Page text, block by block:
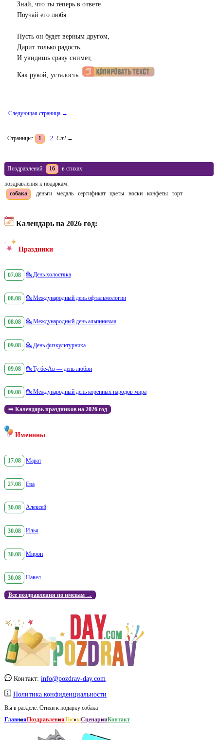
Знай, что ты теперь в ответе
Поучай его любя.
Пусть он будет верным другом,
Дарит только радость.
И увидишь сразу снимет,
Как рукой, усталость.
Следующая страница →
Страницы: 1 2 Ctrl →
Поздравлений: 16 в стихах.
поздравления к подаркам:
собака
деньги медаль сертификат цветы носки конфеты торт
Календарь на 2026 год:
Праздники
07.08 💁 День холостяка
08.08 💁 Международный день офтальмологии
08.08 💁 Международный день альпинизма
09.08 💁 День физкультурника
09.08 💁 Ту бе-Ав — день любви
09.08 💁 Международный день коренных народов мира
➡️ Календарь праздников на 2026 год
Именины
17.08 Марат
27.08 Ева
30.08 Алексей
30.08 Илья
30.08 Мирон
30.08 Павел
Все поздравления по именам →
Контакт: info@pozdrav-day.com
Политика конфиденциальности
Вы в разделе: Стихи к подарку собака
ГлавнаяПоздравленияТостыСценарииКонтакт